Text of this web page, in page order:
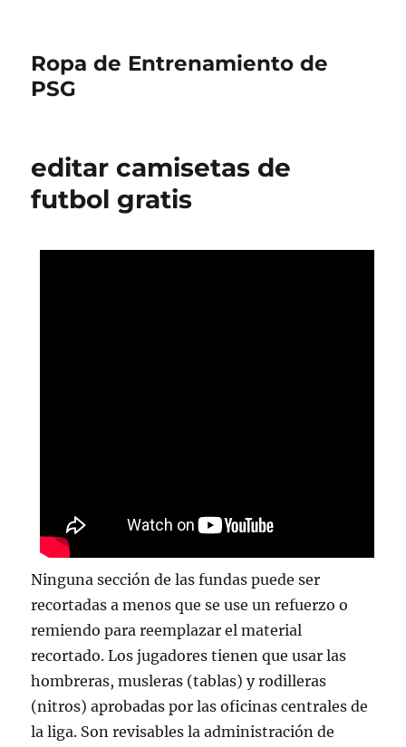
Ropa de Entrenamiento de
PSG
editar camisetas de
futbol gratis
Ninguna sección de las fundas puede ser
recortadas a menos que se use un refuerzo o
remiendo para reemplazar el material
recortado. Los jugadores tienen que usar las
hombreras, musleras (tablas) y rodilleras
(nitros) aprobadas por las oficinas centrales de
la liga. Son revisables la administración de